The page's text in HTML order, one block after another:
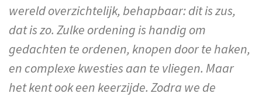
wereld overzichtelijk, behapbaar: dit is zus,
dat is zo. Zulke ordening is handig om
gedachten te ordenen, knopen door te haken,
en complexe kwesties aan te vliegen. Maar
het kent ook een keerzijde. Zodra we de